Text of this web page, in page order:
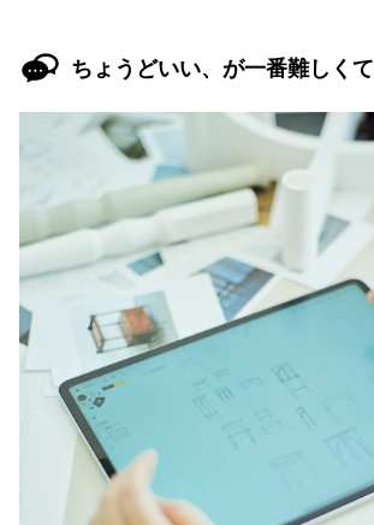
ちょうどいい、が一番難しくて